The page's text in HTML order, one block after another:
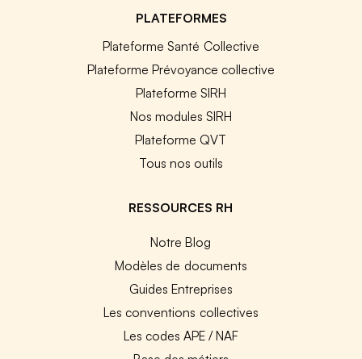
PLATEFORMES
Plateforme Santé Collective
Plateforme Prévoyance collective
Plateforme SIRH
Nos modules SIRH
Plateforme QVT
Tous nos outils
RESSOURCES RH
Notre Blog
Modèles de documents
Guides Entreprises
Les conventions collectives
Les codes APE / NAF